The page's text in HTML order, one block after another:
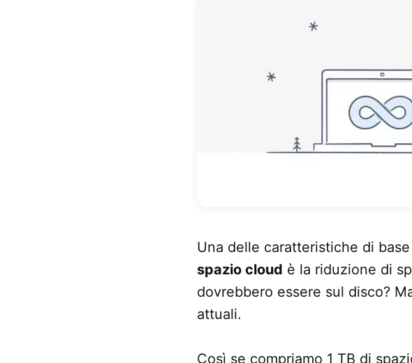
Una delle caratteristiche di
spazio cloud è la riduzione di
dovrebbero essere sul disco?
attuali.
Così se compriamo 1 TB di